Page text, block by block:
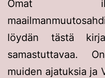
Omat
löydän tästä
samastuttavaa.
muiden ajatuksia ja